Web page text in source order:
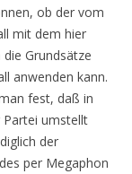
ob der vom
mit dem hier
Grundsätze
anwenden kann.
fest, daß in
Partei umstellt
der
per Megaphon